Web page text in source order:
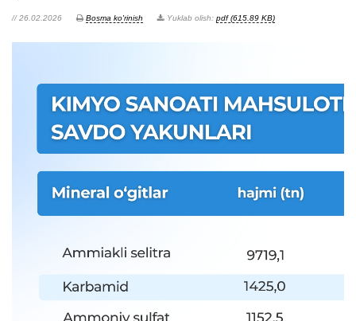
// 26.02.2026 Bosma ko'rinish Yuklab olish: pdf (615.89 KB)